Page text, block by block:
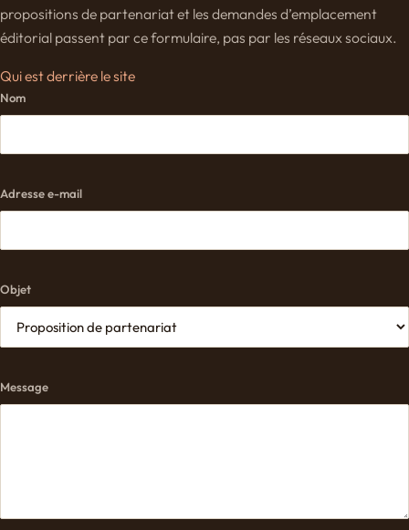
propositions de partenariat et les demandes d’emplacement
éditorial passent par ce formulaire, pas par les réseaux sociaux.
Qui est derrière le site
Nom
Adresse e-mail
Objet
Message